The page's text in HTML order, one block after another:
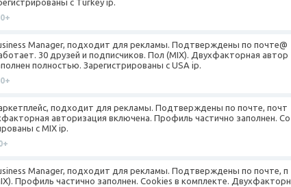
Manager, подходит для рекламы. Подтверждены по почте@
30 друзей и подписчиков. Пол (MIX). Двухфакторная автор
полностью. Зарегистрированы с USA ip.
подходит для рекламы. Подтверждены по почте, почт
авторизация включена. Профиль частично заполнен. Co
с MIX ip.
Manager, подходит для рекламы. Подтверждены по почте, п
Профиль частично заполнен. Cookies в комплекте. Двухфакторн